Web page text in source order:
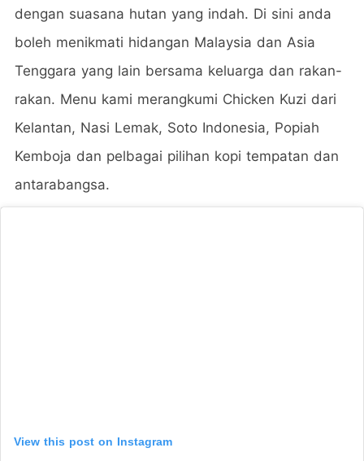
dengan suasana hutan yang indah. Di sini anda
boleh menikmati hidangan Malaysia dan Asia
Tenggara yang lain bersama keluarga dan rakan-
rakan. Menu kami merangkumi Chicken Kuzi dari
Kelantan, Nasi Lemak, Soto Indonesia, Popiah
Kemboja dan pelbagai pilihan kopi tempatan dan
antarabangsa.
View this post on Instagram